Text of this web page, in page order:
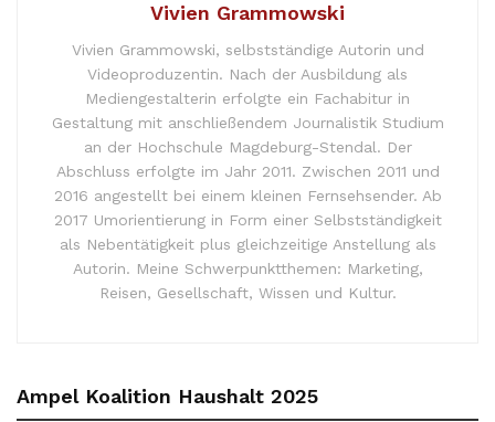
Vivien Grammowski
Vivien Grammowski, selbstständige Autorin und
Videoproduzentin. Nach der Ausbildung als
Mediengestalterin erfolgte ein Fachabitur in
Gestaltung mit anschließendem Journalistik Studium
an der Hochschule Magdeburg-Stendal. Der
Abschluss erfolgte im Jahr 2011. Zwischen 2011 und
2016 angestellt bei einem kleinen Fernsehsender. Ab
2017 Umorientierung in Form einer Selbstständigkeit
als Nebentätigkeit plus gleichzeitige Anstellung als
Autorin. Meine Schwerpunktthemen: Marketing,
Reisen, Gesellschaft, Wissen und Kultur.
Ampel Koalition Haushalt 2025